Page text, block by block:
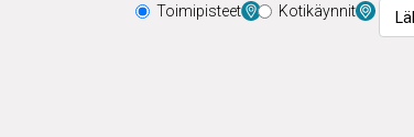
Toimipisteet Kotikäynnit